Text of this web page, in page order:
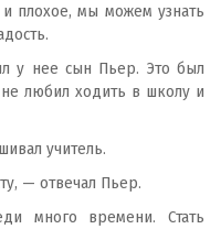
плохое, мы можем узнать
у нее сын Пьер. Это был
любил ходить в школу и
учитель.
— отвечал Пьер.
много времени. Стать